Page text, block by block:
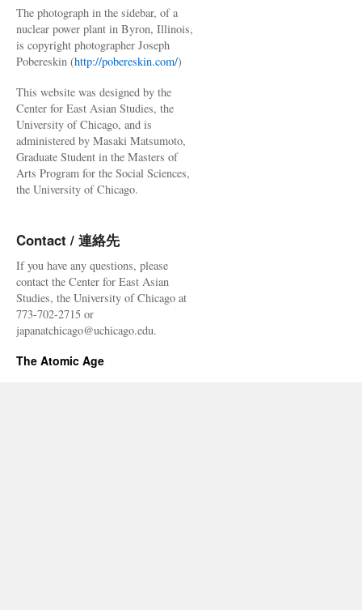
The photograph in the sidebar, of a
nuclear power plant in Byron, Illinois,
is copyright photographer Joseph
Pobereskin (http://pobereskin.com/)
This website was designed by the
Center for East Asian Studies, the
University of Chicago, and is
administered by Masaki Matsumoto,
Graduate Student in the Masters of
Arts Program for the Social Sciences,
the University of Chicago.
Contact / 連絡先
If you have any questions, please
contact the Center for East Asian
Studies, the University of Chicago at
773-702-2715 or
japanatchicago@uchicago.edu.
The Atomic Age